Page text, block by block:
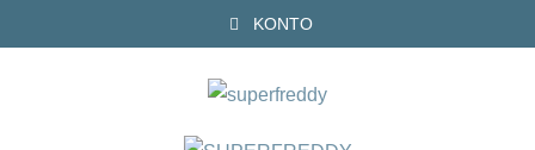
Inhalt
KONTO